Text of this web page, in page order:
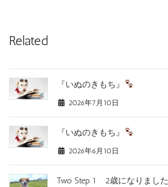
Related
『いぬのきもち』
2026年7月10日
『いぬのきもち』
2026年6月10日
Two Step 1 2歳になりました